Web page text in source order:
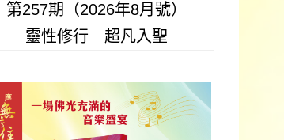
第257期（2026年8月號）
靈性修行 超凡入聖